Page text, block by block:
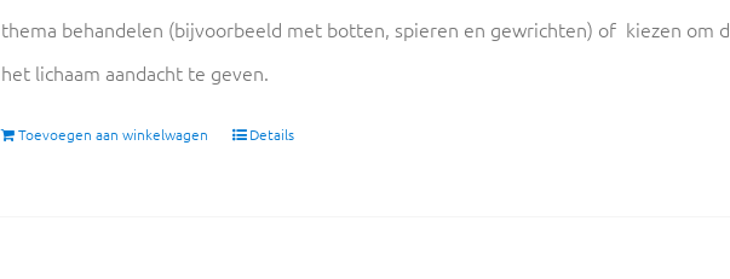
thema behandelen (bijvoorbeeld met botten, spieren en gewrichten) of kiezen om
het lichaam aandacht te geven.
Toevoegen aan winkelwagen Details